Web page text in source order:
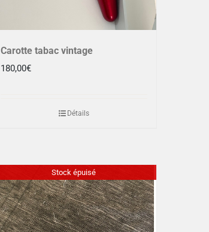
Carotte tabac vintage
180,00€
Détails
Stock épuisé